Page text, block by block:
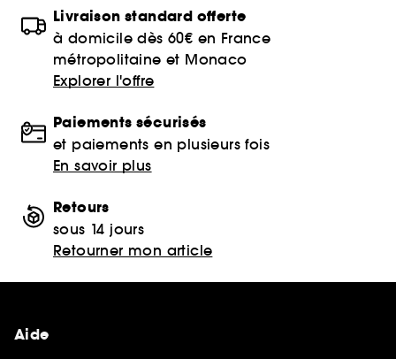
Livraison standard offerte
à domicile dès 60€ en France
métropolitaine et Monaco
Explorer l'offre
Paiements sécurisés
et paiements en plusieurs fois
En savoir plus
Retours
sous 14 jours
Retourner mon article
Aide